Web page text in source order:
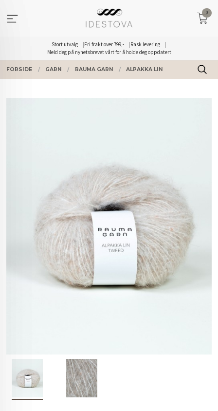
innholdet
Stort utvalg Fri frakt over 799,-
Rask levering
Meld deg på nyhetsbrevet vårt for å holde deg oppdatert
0
FORSIDE GARN RAUMA GARN ALPAKKA LIN